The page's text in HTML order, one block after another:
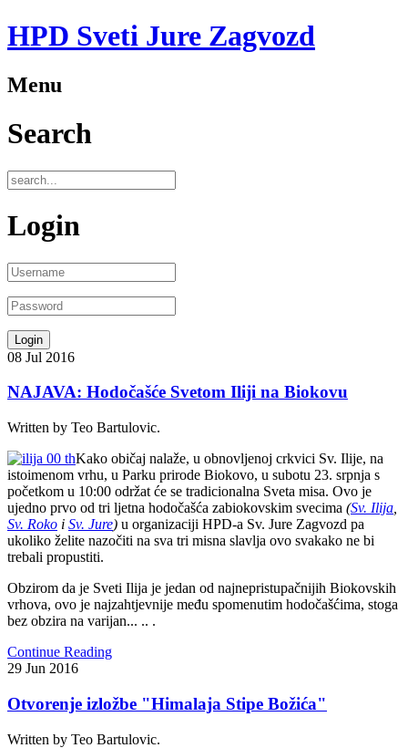
HPD Sveti Jure Zagvozd
Menu
Search
Login
08 Jul 2016
NAJAVA: Hodočašće Svetom Iliji na Biokovu
Written by Teo Bartulovic.
Kako običaj nalaže, u obnovljenoj crkvici Sv. Ilije, na
istoimenom vrhu, u Parku prirode Biokovo, u subotu 23. srpnja s
početkom u 10:00 održat će se tradicionalna Sveta misa. Ovo je
ujedno prvo od tri ljetna hodočašća zabiokovskim svecima (Sv. Ilija
Sv. Roko i Sv. Jure) u organizaciji HPD-a Sv. Jure Zagvozd pa
ukoliko želite nazočiti na sva tri misna slavlja ovo svakako ne bi
trebali propustiti.
Obzirom da je Sveti Ilija je jedan od najnepristupačnijih Biokovskih
vrhova, ovo je najzahtjevnije među spomenutim hodočašćima, stoga
bez obzira na varijan... .. .
Continue Reading
29 Jun 2016
Otvorenje izložbe "Himalaja Stipe Božića"
Written by Teo Bartulovic.